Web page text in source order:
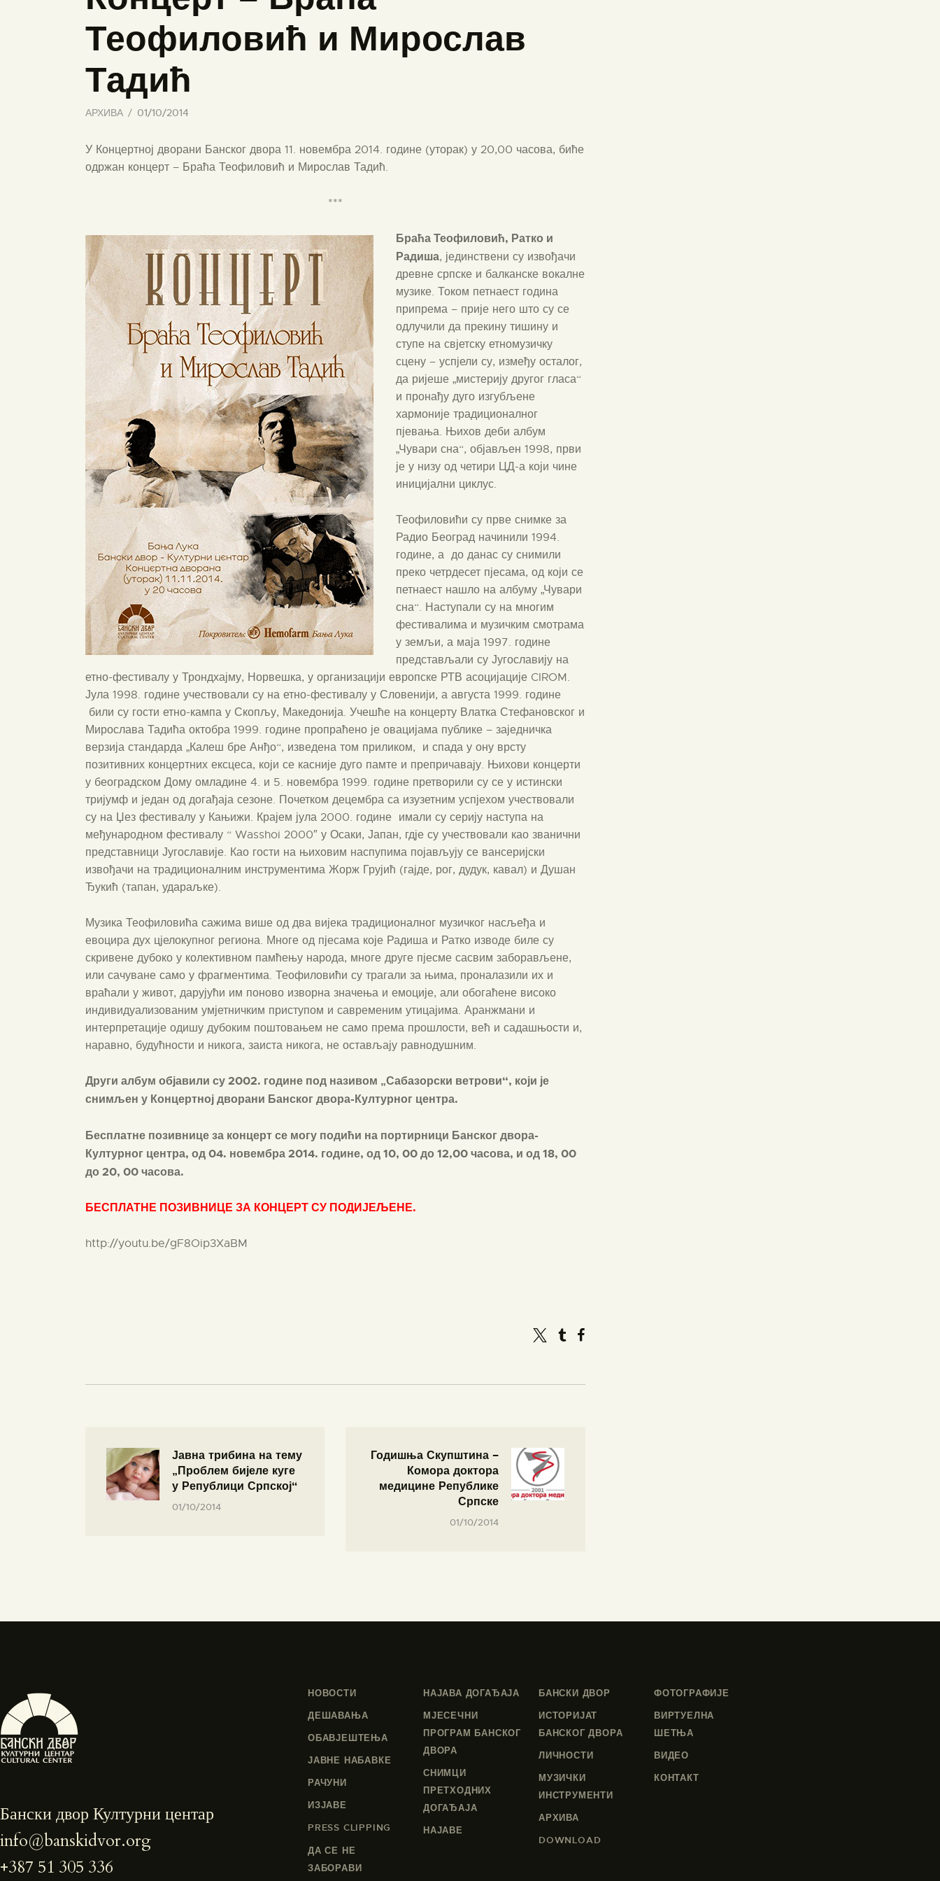
Теофиловић и Мирослав
Тадић
АРХИВА 01/10/2014
У Концертној дворани Банског двора 11. новембра 2014. године (уторак) у 20,00 часова, биће
одржан концерт – Браћа Теофиловић и Мирослав Тадић.
***
Браћа Теофиловић, Ратко и
Радиша, јединствени су извођачи
древне српске и балканске вокалне
музике. Током петнаест година
припрема – прије него што су се
одлучили да прекину тишину и
ступе на свјетску етномузичку
сцену – успјели су, између осталог,
да ријеше „мистерију другог гласа“
и пронађу дуго изгубљене
хармоније традиционалног
пјевања. Њихов деби албум
„Чувари сна“, објављен 1998, први
је у низу од четири ЦД-а који чине
иницијални циклус.
Теофиловићи су прве снимке за
Радио Београд начинили 1994.
године, а до данас су снимили
преко четрдесет пјесама, од који се
петнаест нашло на албуму „Чувари
сна“. Наступали су на многим
фестивалима и музичким смотрама
у земљи, а маја 1997. године
представљали су Југославију на
етно-фестивалу у Трондхајму, Норвешка, у организацији европске РТВ асоцијације CIROM.
Јула 1998. године учествовали су на етно-фестивалу у Словенији, а августа 1999. године
били су гости етно-кампа у Скопљу, Македонија. Учешће на концерту Влатка Стефановског и
Мирослава Тадића октобра 1999. године пропраћено је овацијама публике – заједничка
верзија стандарда „Калеш бре Анђо“, изведена том приликом, и спада у ону врсту
позитивних концертних ексцеса, који се касније дуго памте и препричавају. Њихови концерти
у београдском Дому омладине 4. и 5. новембра 1999. године претворили су се у истински
тријумф и један од догађаја сезоне. Почетком децембра са изузетним успјехом учествовали
су на Џез фестивалу у Кањижи. Крајем јула 2000. године имали су серију наступа на
међународном фестивалу “ Wasshoi 2000″ у Осаки, Јапан, гдје су учествовали као званични
представници Југославије. Као гости на њиховим наспупима појављују се вансеријски
извођачи на традиционалним инструментима Жорж Грујић (гајде, рог, дудук, кавал) и Душан
Ђукић (тапан, удараљке).
Музика Теофиловића сажима више од два вијека традиционалног музичког насљеђа и
евоцира дух цјелокупног региона. Многе од пјесама које Радиша и Ратко изводе биле су
скривене дубоко у колективном памћењу народа, многе друге пјесме сасвим заборављене,
или сачуване само у фрагментима. Теофиловићи су трагали за њима, проналазили их и
враћали у живот, дарујући им поново изворна значења и емоције, али обогаћене високо
индивидуализованим умјетничким приступом и савременим утицајима. Аранжмани и
интерпретације одишу дубоким поштовањем не само према прошлости, већ и садашњости и,
наравно, будућности и никога, заиста никога, не остављају равнодушним.
Други албум објавили су 2002. године под називом „Сабазорски ветрови“, који је
снимљен у Концертној дворани Банског двора-Културног центра.
Бесплатне позивнице за концерт се могу подићи на портирници Банског двора-
Културног центра, од 04. новембра 2014. године, од 10, 00 до 12,00 часова, и од 18, 00
до 20, 00 часова.
БЕСПЛАТНЕ ПОЗИВНИЦЕ ЗА КОНЦЕРТСУ ПОДИЈЕЉЕНЕ.
http://youtu.be/gF8Oip3XaBM
Јавна трибина на тему
„Проблем бијеле куге
у Републици Српској“
01/10/2014
Годишња Скупштина –
Комора доктора
медицине Републике
Српске
01/10/2014
Бански двор Културни центар
info@banskidvor.org
+387 51 305 336
НОВОСТИ
ДЕШАВАЊА
ОБАВЈЕШТЕЊА
ЈАВНЕ НАБАВКЕ
РАЧУНИ
ИЗЈАВЕ
PRESS CLIPPING
ДА СЕ НЕ
ЗАБОРАВИ
НАЈАВА ДОГАЂАЈА
МЈЕСЕЧНИ
ПРОГРАМ БАНСКОГ
ДВОРА
СНИМЦИ
ПРЕТХОДНИХ
ДОГАЂАЈА
НАЈАВЕ
БАНСКИ ДВОР
ИСТОРИЈАТ
БАНСКОГ ДВОРА
ЛИЧНОСТИ
МУЗИЧКИ
ИНСТРУМЕНТИ
АРХИВА
DOWNLOAD
ФОТОГРАФИЈЕ
ВИРТУЕЛНА
ШЕТЊА
ВИДЕО
КОНТАКТ